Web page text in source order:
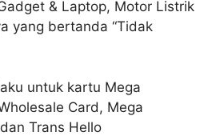
& Laptop, Motor Listrik
yang bertanda “Tidak
untuk kartu Mega
Card, Mega
Trans Hello